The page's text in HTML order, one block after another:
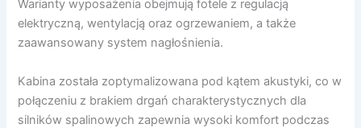
Warianty wyposażenia obejmują fotele z regulacją
elektryczną, wentylacją oraz ogrzewaniem, a także
zaawansowany system nagłośnienia.
Kabina została zoptymalizowana pod kątem akustyki, co w
połączeniu z brakiem drgań charakterystycznych dla
silników spalinowych zapewnia wysoki komfort podczas